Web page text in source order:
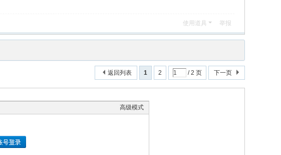
使用道具 举报
1 2 / 2 页 下一页
返回列表
高级模式